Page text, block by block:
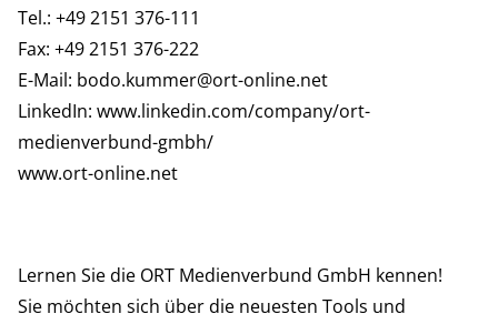
Tel.: +49 2151 376-111
Fax: +49 2151 376-222
E-Mail: bodo.kummer@ort-online.net
LinkedIn: www.linkedin.com/company/ort-
medienverbund-gmbh/
www.ort-online.net
Lernen Sie die ORT Medienverbund GmbH kennen!
Sie möchten sich über die neuesten Tools und